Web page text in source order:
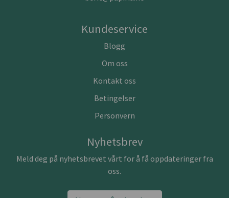
Kundeservice
Blogg
Om oss
Kontakt oss
Betingelser
Personvern
Nyhetsbrev
Meld deg på nyhetsbrevet vårt for å få oppdateringer fra
oss.